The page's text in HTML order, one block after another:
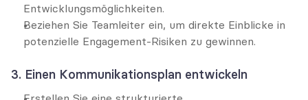
Entwicklungsmöglichkeiten.
Beziehen Sie Teamleiter ein, um direkte Einblicke in
potenzielle Engagement-Risiken zu gewinnen.
3. Einen Kommunikationsplan entwickeln